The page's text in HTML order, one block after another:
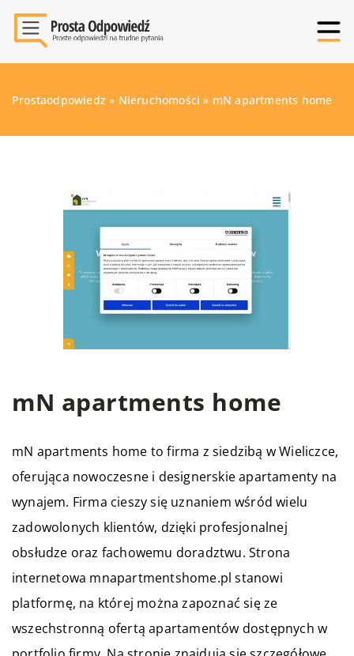
Prostaodpowiedz » Nieruchomości » mN apartments home
mN apartments home
mN apartments home to firma z siedzibą w Wieliczce,
oferująca nowoczesne i designerskie apartamenty na
wynajem. Firma cieszy się uznaniem wśród wielu
zadowolonych klientów, dzięki profesjonalnej
obsłudze oraz fachowemu doradztwu. Strona
internetowa mnapartmentshome.pl stanowi
platformę, na której można zapoznać się ze
wszechstronną ofertą apartamentów dostępnych w